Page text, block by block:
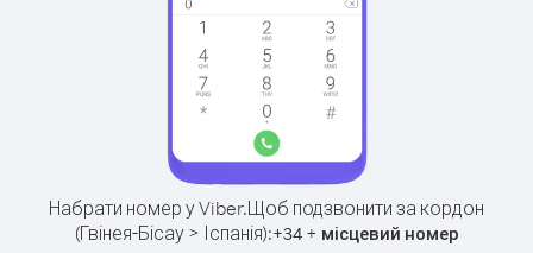
Набрати номер у Viber.Щоб подзвонити за кордон
(Гвінея-Бісау > Іспанія):+34+ місцевий номер